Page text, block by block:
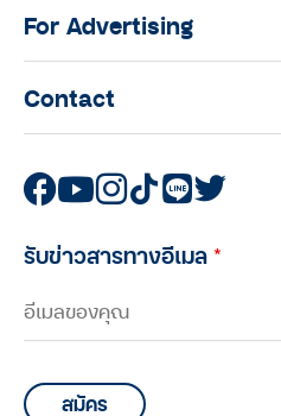
For Advertising
Contact
รับข่าวสารทางอีเมล*